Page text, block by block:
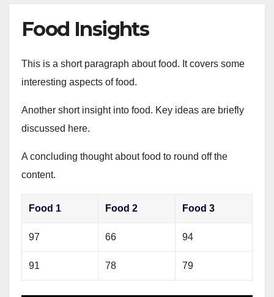
Food Insights
This is a short paragraph about food. It covers some
interesting aspects of food.
Another short insight into food. Key ideas are briefly
discussed here.
A concluding thought about food to round off the
content.
Food 1 Food 2 Food 3
97 66 94
91 78 79